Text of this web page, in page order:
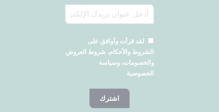
لقد قرأت وأوافق على
الشروط والأحكام، شروط العروض
والخصومات، وسياسة
الخصوصية
اشترك